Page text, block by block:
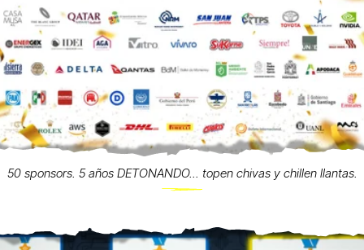
50 sponsors. 5 años DETONANDO... topen chivas y chillen llantas.